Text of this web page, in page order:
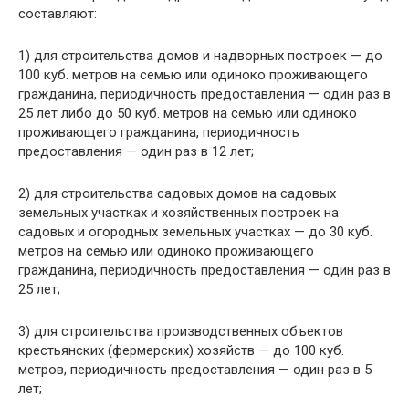
составляют:
1) для строительства домов и надворных построек — до
100 куб. метров на семью или одиноко проживающего
гражданина, периодичность предоставления — один раз в
25 лет либо до 50 куб. метров на семью или одиноко
проживающего гражданина, периодичность
предоставления — один раз в 12 лет;
2) для строительства садовых домов на садовых
земельных участках и хозяйственных построек на
садовых и огородных земельных участках — до 30 куб.
метров на семью или одиноко проживающего
гражданина, периодичность предоставления — один раз в
25 лет;
3) для строительства производственных объектов
крестьянских (фермерских) хозяйств — до 100 куб.
метров, периодичность предоставления — один раз в 5
лет;